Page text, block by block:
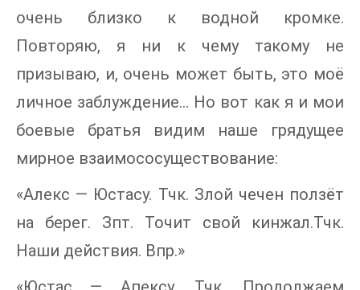
очень близко к водной кромке.
Повторяю, я ни к чему такому не
призываю, и, очень может быть, это моё
личное заблуждение... Но вот как я и мои
боевые братья видим наше грядущее
мирное взаимососуществование:
«Алекс — Юстасу. Тчк. Злой чечен ползёт
на берег. Зпт. Точит свой кинжал.Тчк.
Наши действия. Впр.»